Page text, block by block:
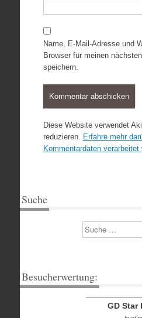
Name, E-Mail-Adresse und
Browser für meinen
speichern.
Diese Website verwendet
reduzieren. Erfahre mehr
Kommentardaten verarbeitet
Suche
Suchen
Besucherwertung:
GD Star